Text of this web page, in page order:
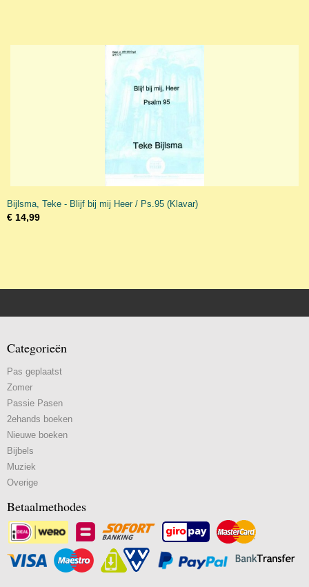
Bijlsma, Teke - Blijf bij mij Heer / Ps.95 (Klavar)
€ 14,99
Categorieën
Pas geplaatst
Zomer
Passie Pasen
2ehands boeken
Nieuwe boeken
Bijbels
Muziek
Overige
Betaalmethodes